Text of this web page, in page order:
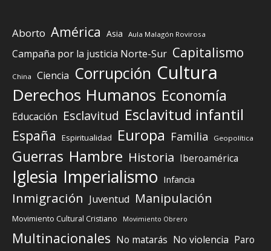
Aborto América Asia Aula Malagón Rovirosa
Campaña por la justicia Norte-Sur Capitalismo
China Ciencia Corrupción Cultura
Derechos Humanos Economía
Educación Esclavitud Esclavitud infantil
España Espiritualidad Europa Familia Geopolítica
Guerras Hambre Historia Iberoamérica
Iglesia Imperialismo Infancia
Inmigración Juventud Manipulación
Movimiento Cultural Cristiano Movimiento Obrero
Multinacionales No matarás No violencia Paro